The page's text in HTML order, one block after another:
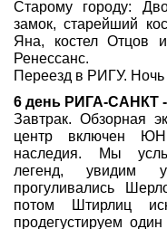
Старому городу:
замок, старейший
Яна, костел Отцов
Ренессанс.
Переезд в РИГУ. Ночь
6 день РИГА-САНКТ
Завтрак. Обзорная
центр включен
наследия. Мы
легенд, увидим
прогуливались
потом Штирлиц
продегустируем